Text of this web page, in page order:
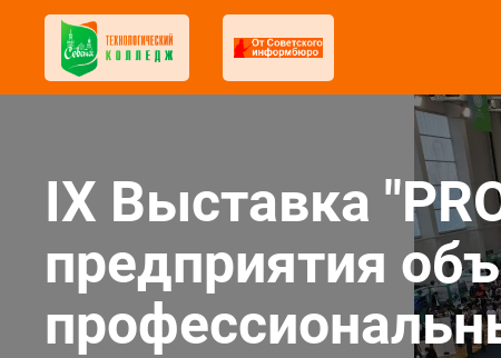
IX Выставка
предприятия